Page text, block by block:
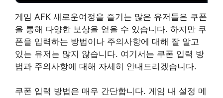
게임 AFK 새로운여정을 즐기는 많은 유저들은 쿠폰
을 통해 다양한 보상을 얻을 수 있습니다. 하지만 쿠
폰을 입력하는 방법이나 주의사항에 대해 잘 알고
있는 유저는 많지 않습니다. 여기서는 쿠폰 입력 방
법과 주의사항에 대해 자세히 안내드리겠습니다.
쿠폰 입력 방법은 매우 간단합니다. 게임 내 설정 메